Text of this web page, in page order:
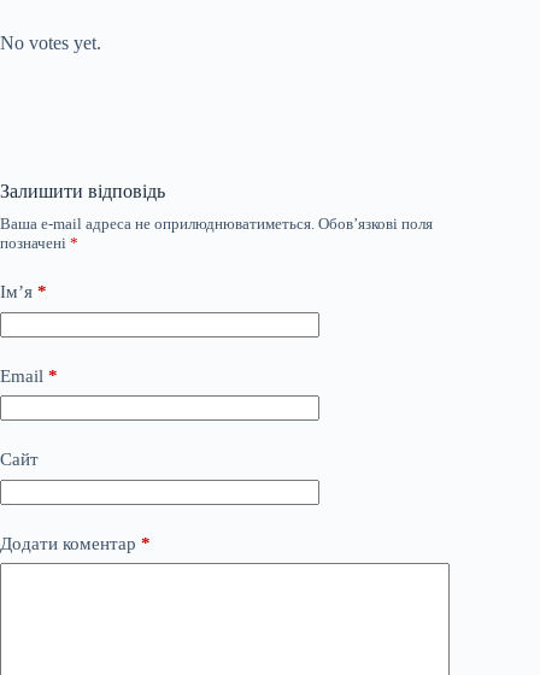
No votes yet.
Залишити відповідь
Ваша e-mail адреса не оприлюднюватиметься. Обов’язкові поля
позначені *
Ім’я *
Email *
Сайт
Додати коментар *